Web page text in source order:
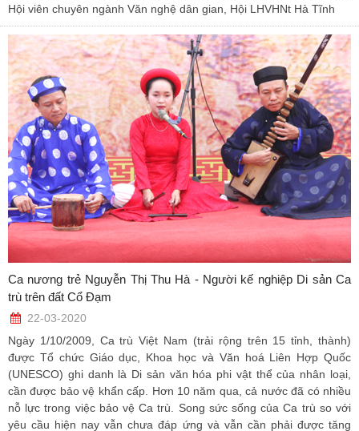
Hội viên chuyên ngành Văn nghệ dân gian, Hội LHVHNt Hà Tĩnh
Ca nương trẻ Nguyễn Thị Thu Hà - Người kế nghiệp Di sản Ca
trù trên đất Cổ Đạm
22-03-2020
Ngày 1/10/2009, Ca trù Việt Nam (trải rộng trên 15 tỉnh, thành)
được Tổ chức Giáo dục, Khoa học và Văn hoá Liên Hợp Quốc
(UNESCO) ghi danh là Di sản văn hóa phi vật thể của nhân loại,
cần được bảo vệ khẩn cấp. Hơn 10 năm qua, cả nước đã có nhiều
nỗ lực trong việc bảo vệ Ca trù. Song sức sống của Ca trù so với
yêu cầu hiện nay vẫn chưa đáp ứng và vẫn cần phải được tăng